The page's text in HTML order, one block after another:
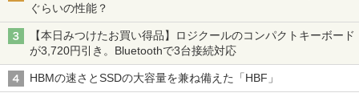
ぐらいの性能？
【本日みつけたお買い得品】ロジクールのコンパクトキーボード
が3,720円引き。Bluetoothで3台接続対応
HBMの速さとSSDの大容量を兼ね備えた「HBF」